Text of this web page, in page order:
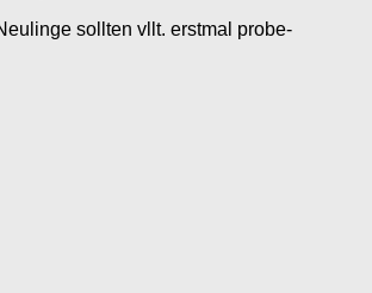
sollten vllt. erstmal probe-